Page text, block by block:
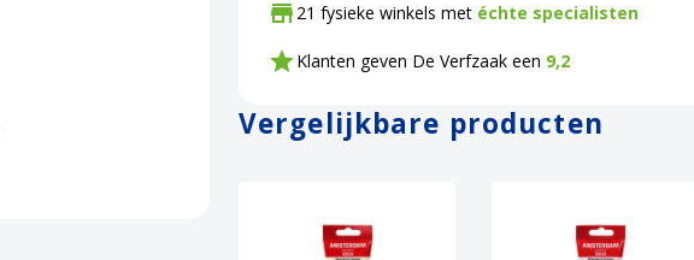
21 fysieke winkels met échte specialisten
Klanten geven De Verfzaak een 9,2
Vergelijkbare producten